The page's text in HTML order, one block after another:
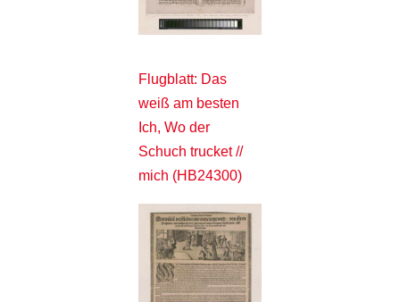
Flugblatt: Das
weiß am besten
Ich, Wo der
Schuch trucket //
mich (HB24300)